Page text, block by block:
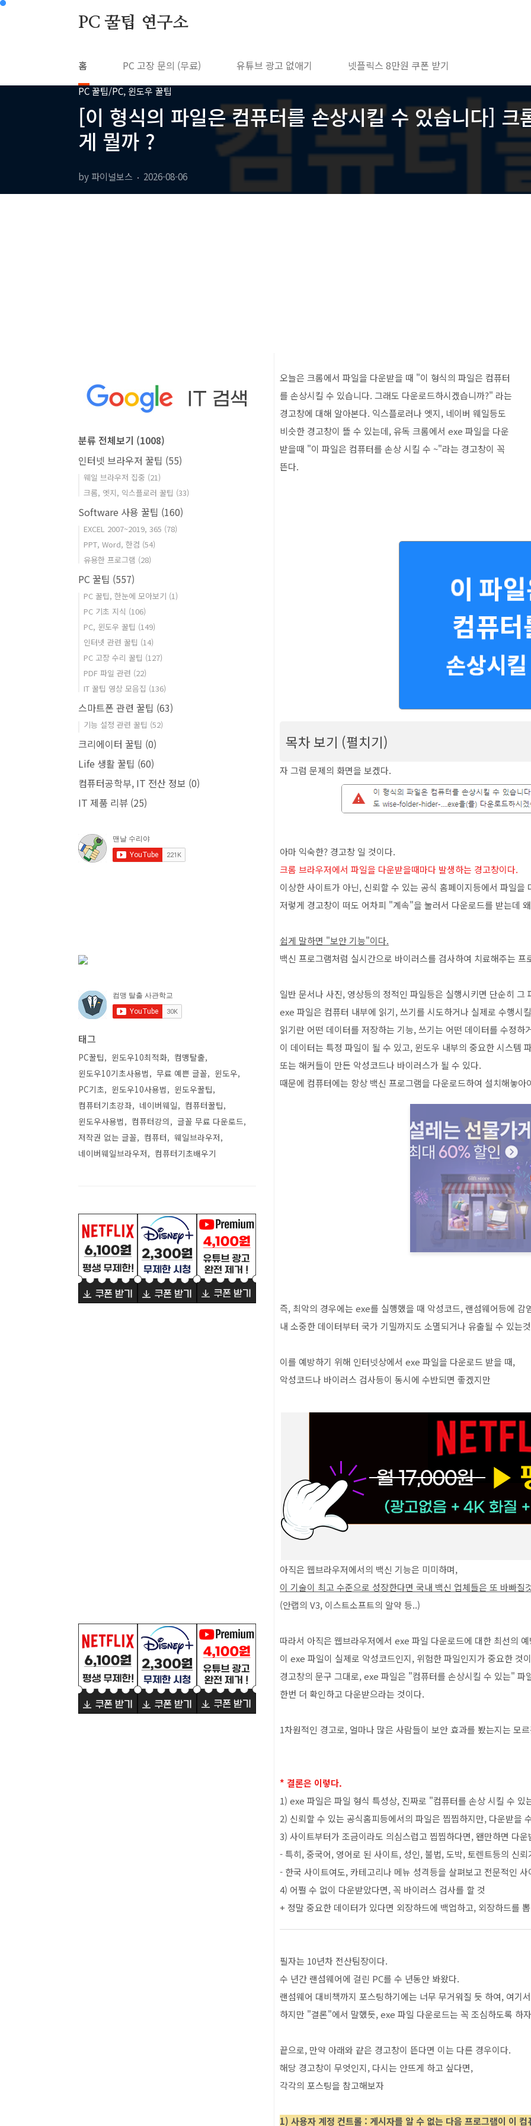
본문 바로가기
PC 꿀팁 연구소
홈 PC 고장 문의 (무료) 유튜브 광고 없애기 넷플릭스 8만원 쿠폰 받기
PC 꿀팁/PC, 윈도우 꿀팁
[이 형식의 파일은 컴퓨터를 손상시킬 수 있습니다] 크
게 뭘까 ?
by 파이널보스 2026-08-06
오늘은 크롬에서 파일을 다운받을 때 "이 형식의 파일은 컴퓨터
를 손상시킬 수 있습니다. 그래도 다운로드하시겠습니까?" 라는
경고창에 대해 알아본다. 익스플로러나 엣지, 네이버 웨일등도
비슷한 경고창이 뜰 수 있는데, 유독 크롬에서 exe 파일을 다운
받을때 "이 파일은 컴퓨터를 손상 시킬 수 ~"라는 경고창이 꼭
뜬다.
목차 보기 (펼치기)
[이 형식의 파일은 컴퓨터를 손상시킬 수 있습
자 그럼 문제의 화면을 보겠다.
아마 익숙한? 경고창 일 것이다.
크롬 브라우저에서 파일을 다운받을때마다 발생하는 경고창이다.
이상한 사이트가 아닌, 신뢰할 수 있는 공식 홈페이지등에서 파일을
저렇게 경고창이 떠도 어차피 "계속"을 눌러서 다운로드를 받는데
쉽게 말하면 "보안 기능"이다.
백신 프로그램처럼 실시간으로 바이러스를 검사하여 치료해주는 프
일반 문서나 사진, 영상등의 정적인 파일등은 실행시키면 단순히 그
exe 파일은 컴퓨터 내부에 읽기, 쓰기를 시도하거나 실제로 수행시
읽기란 어떤 데이터를 저장하는 기능, 쓰기는 어떤 데이터를 수정하
이 데이터는 특정 파일이 될 수 있고, 윈도우 내부의 중요한 시스템
또는 해커들이 만든 악성코드나 바이러스가 될 수 있다.
때문에 컴퓨터에는 항상 백신 프로그램을 다운로드하여 설치해놓아
즉, 최악의 경우에는 exe를 실행했을 때 악성코드, 랜섬웨어등에 감
내 소중한 데이터부터 국가 기밀까지도 소멸되거나 유출될 수 있는
이를 예방하기 위해 인터넷상에서 exe 파일을 다운로드 받을 때,
악성코드나 바이러스 검사등이 동시에 수반되면 좋겠지만
아직은 웹브라우저에서의 백신 기능은 미미하며,
이 기술이 최고 수준으로 성장한다면 국내 백신 업체들은 또 바빠질
(안랩의 V3, 이스트소프트의 알약 등..)
따라서 아직은 웹브라우저에서 exe 파일 다운로드에 대한 최선의
이 exe 파일이 실제로 악성코드인지, 위험한 파일인지가 중요한 것
경고창의 문구 그대로, exe 파일은 "컴퓨터를 손상시킬 수 있는" 파
한번 더 확인하고 다운받으라는 것이다.
1차원적인 경고로, 얼마나 많은 사람들이 보안 효과를 봤는지는 모
* 결론은 이렇다.
1) exe 파일은 파일 형식 특성상, 진짜로 "컴퓨터를 손상 시킬 수 있
2) 신뢰할 수 있는 공식홈피등에서의 파일은 찝찝하지만, 다운받을
3) 사이트부터가 조금이라도 의심스럽고 찝찝하다면, 왠만하면 다운
- 특히, 중국어, 영어로 된 사이트, 성인, 불법, 도박, 토렌트등의 신
- 한국 사이트여도, 카테고리나 메뉴 성격등을 살펴보고 전문적인
4) 어쩔 수 없이 다운받았다면, 꼭 바이러스 검사를 할 것
+ 정말 중요한 데이터가 있다면 외장하드에 백업하고, 외장하드를
필자는 10년차 전산팀장이다.
수 년간 랜섬웨어에 걸린 PC를 수 년동안 봐왔다.
랜섬웨어 대비책까지 포스팅하기에는 너무 무거워질 듯 하여, 여기
하지만 "결론"에서 말했듯, exe 파일 다운로드는 꼭 조심하도록 하
끝으로, 만약 아래와 같은 경고창이 뜬다면 이는 다른 경우이다.
해당 경고창이 무엇인지, 다시는 안뜨게 하고 싶다면,
각각의 포스팅을 참고해보자
1) 사용자 계정 컨트롤 : 게시자를 알 수 없는 다음 프로그램이 이
분류 전체보기 (1008)
인터넷 브라우저 꿀팁 (55)
웨일 브라우저 집중 (21)
크롬, 엣지, 익스플로러 꿀팁 (33)
Software 사용 꿀팁 (160)
EXCEL 2007~2019, 365 (78)
PPT, Word, 한컴 (54)
유용한 프로그램 (28)
PC 꿀팁 (557)
PC 꿀팁, 한눈에 모아보기 (1)
PC 기초 지식 (106)
PC, 윈도우 꿀팁 (149)
인터넷 관련 꿀팁 (14)
PC 고장 수리 꿀팁 (127)
PDF 파일 관련 (22)
IT 꿀팁 영상 모음집 (136)
스마트폰 관련 꿀팁 (63)
기능 설정 관련 꿀팁 (52)
크리에이터 꿀팁 (0)
Life 생활 꿀팁 (60)
컴퓨터공학부, IT 전산 정보 (0)
IT 제품 리뷰 (25)
태그
PC꿀팁 윈도우10최적화
컴맹탈출
윈도우10기초사용법
무료 예쁜 글꼴
윈도우
PC기초
윈도우10사용법
윈도우꿀팁
컴퓨터기초강좌
네이버웨일
컴퓨터꿀팁
윈도우사용법
컴퓨터강의
글꼴 무료 다운로드
저작권 없는 글꼴
컴퓨터
웨일브라우저
네이버웨일브라우저
컴퓨터기초배우기